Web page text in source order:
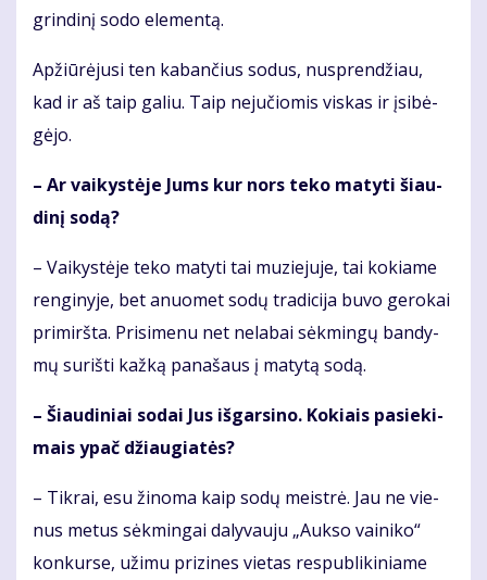
grin­di­nį so­do ele­men­tą.
Ap­žiū­rė­ju­si ten ka­ban­čius so­dus, nu­spren­džiau,
kad ir aš taip ga­liu. Taip ne­ju­čio­mis vis­kas ir įsi­bė­
gė­jo.
– Ar vai­kys­tė­je Jums kur nors te­ko ma­ty­ti šiau­
di­nį so­dą?
– Vai­kys­tė­je te­ko ma­ty­ti tai mu­zie­ju­je, tai ko­kia­me
ren­gi­ny­je, bet anuo­met so­dų tra­di­ci­ja bu­vo ge­ro­kai
pri­mirš­ta. Pri­si­me­nu net ne­la­bai sėk­min­gų ban­dy­
mų su­riš­ti kaž­ką pa­na­šaus į ma­ty­tą so­dą.
– Šiau­di­niai so­dai Jus iš­gar­si­no. Ko­kiais pa­sie­ki­
mais ypač džiau­gia­tės?
– Tik­rai, esu ži­no­ma kaip so­dų meist­rė. Jau ne vie­
nus me­tus sėk­min­gai da­ly­vau­ju „Auk­so vai­ni­ko“
kon­kur­se, už­imu pri­zi­nes vie­tas res­pub­li­ki­nia­me